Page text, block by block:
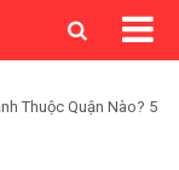
Thuộc Quận Nào? 5